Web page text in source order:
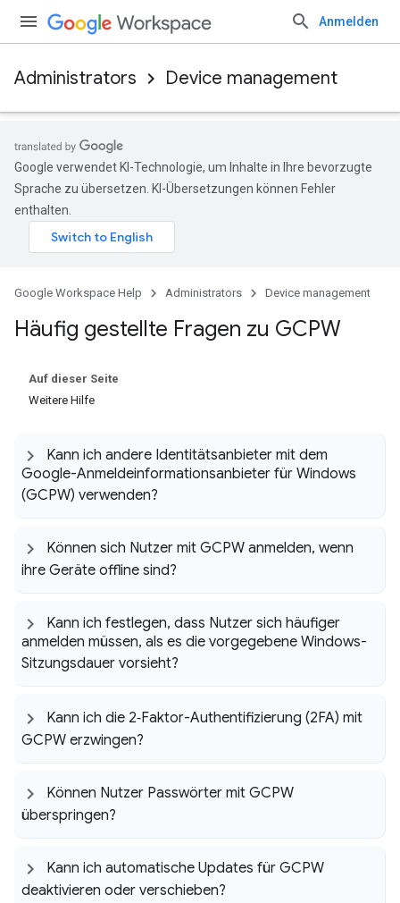
Anmelden
Administrators Device management
Google verwendet KI-Technologie, um Inhalte in Ihre bevorzugte
Sprache zu übersetzen. KI-Übersetzungen können Fehler
enthalten.
Google Workspace Help Administrators Device management
Häufig gestellte Fragen zu GCPW
Auf dieser Seite
Weitere Hilfe
Kann ich andere Identitätsanbieter mit dem
Google-Anmeldeinformationsanbieter für Windows
(GCPW) verwenden?
Können sich Nutzer mit GCPW anmelden, wenn
ihre Geräte offline sind?
Kann ich festlegen, dass Nutzer sich häufiger
anmelden müssen, als es die vorgegebene Windows-
Sitzungsdauer vorsieht?
Kann ich die 2‑Faktor-Authentifizierung (2FA) mit
GCPW erzwingen?
Können Nutzer Passwörter mit GCPW
überspringen?
Kann ich automatische Updates für GCPW
deaktivieren oder verschieben?